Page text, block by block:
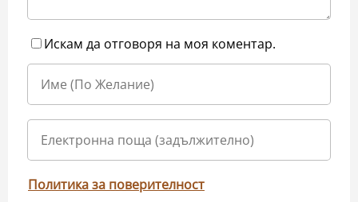
Искам да отговоря на моя коментар.
Политика за поверителност